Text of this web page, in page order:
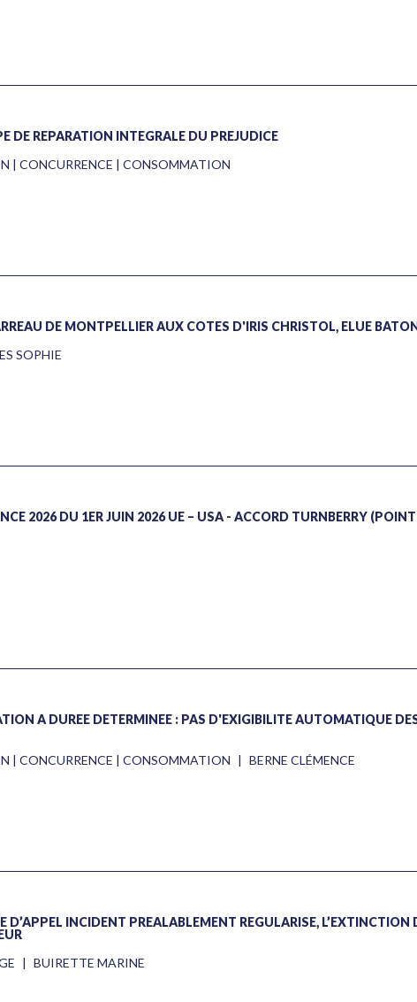
DE RÉPARATION INTÉGRALE DU PRÉJUDICE
| CONCURRENCE | CONSOMMATION
DE MONTPELLIER AUX CÔTÉS D'IRIS CHRISTOL, ÉLUE
SOPHIE
2026 DU 1ER JUIN 2026 UE – USA - ACCORD TURNBERRY
À DURÉE DÉTERMINÉE : PAS D'EXIGIBILITÉ AUTOMATIQUE
| CONCURRENCE | CONSOMMATION | BERNE CLÉMENCE
D’APPEL INCIDENT PRÉALABLEMENT RÉGULARISÉ, L’EXTINCTION
| BUIRETTE MARINE